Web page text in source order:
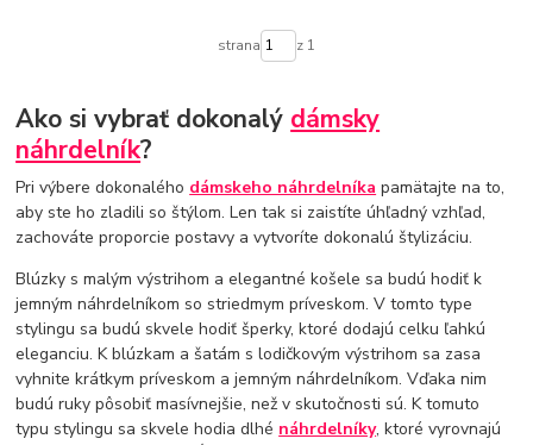
strana z 1
Ako si vybrať dokonalý dámsky
náhrdelník?
Pri výbere dokonalého dámskeho náhrdelníka pamätajte na to,
aby ste ho zladili so štýlom. Len tak si zaistíte úhľadný vzhľad,
zachováte proporcie postavy a vytvoríte dokonalú štylizáciu.
Blúzky s malým výstrihom a elegantné košele sa budú hodiť k
jemným náhrdelníkom so striedmym príveskom. V tomto type
stylingu sa budú skvele hodiť šperky, ktoré dodajú celku ľahkú
eleganciu. K blúzkam a šatám s lodičkovým výstrihom sa zasa
vyhnite krátkym príveskom a jemným náhrdelníkom. Vďaka nim
budú ruky pôsobiť masívnejšie, než v skutočnosti sú. K tomuto
typu stylingu sa skvele hodia dlhé náhrdelníky, ktoré vyrovnajú